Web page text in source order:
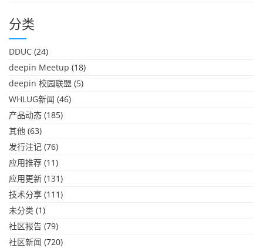
分类
DDUC (24)
deepin Meetup (18)
deepin 校园联盟 (5)
WHLUG新闻 (46)
产品动态 (185)
其他 (63)
发行注记 (76)
应用推荐 (11)
应用更新 (131)
技术分享 (111)
未分类 (1)
社区报告 (79)
社区新闻 (720)